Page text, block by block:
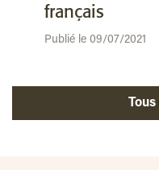
français
Publié le 09/07/2021